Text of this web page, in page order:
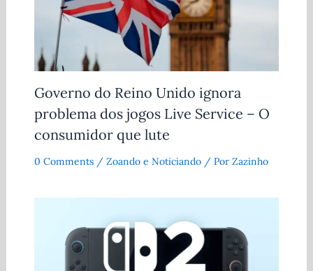
Governo do Reino Unido ignora
problema dos jogos Live Service – O
consumidor que lute
0 Comments / Zoando e Noticiando/ Por Zazinho